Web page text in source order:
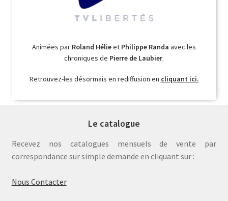
Animées par Roland Hélieet Philippe Randa avec les
chroniques de Pierre de Laubier.
Retrouvez-les désormais en rediffusion en cliquant ici.
Le catalogue
Recevez nos catalogues mensuels de vente par
correspondance sur simple demande en cliquant sur :
Nous Contacter